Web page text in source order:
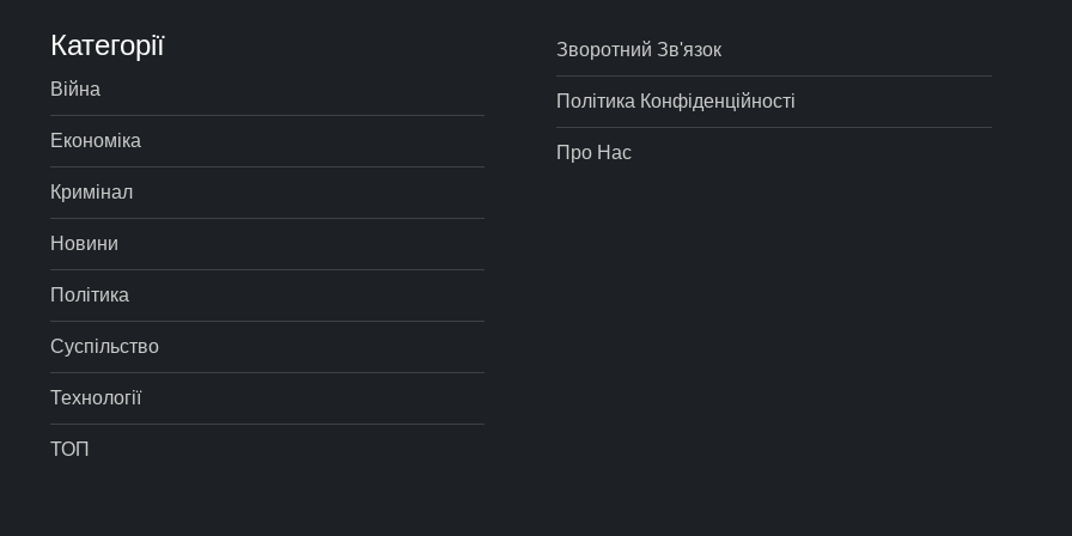
Категорії
Війна
Економіка
Кримінал
Новини
Політика
Суспільство
Технології
ТОП
Зворотний Зв'язок
Політика Конфіденційності
Про Нас